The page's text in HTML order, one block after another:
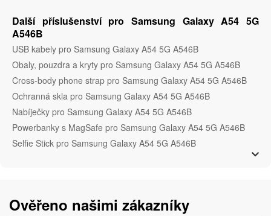
Další příslušenství pro Samsung Galaxy A54 5G
A546B
USB kabely pro Samsung Galaxy A54 5G A546B
Obaly, pouzdra a kryty pro Samsung Galaxy A54 5G A546B
Cross-body phone strap pro Samsung Galaxy A54 5G A546B
Ochranná skla pro Samsung Galaxy A54 5G A546B
Nabíječky pro Samsung Galaxy A54 5G A546B
Powerbanky s MagSafe pro Samsung Galaxy A54 5G A546B
Selfie Stick pro Samsung Galaxy A54 5G A546B
Ověřeno našimi zákazníky